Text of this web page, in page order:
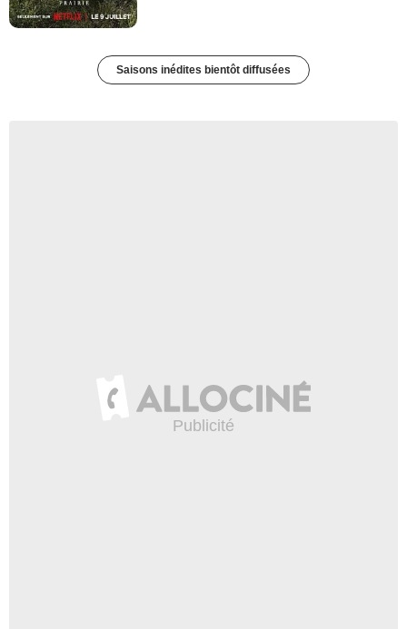
Saisons inédites bientôt diffusées